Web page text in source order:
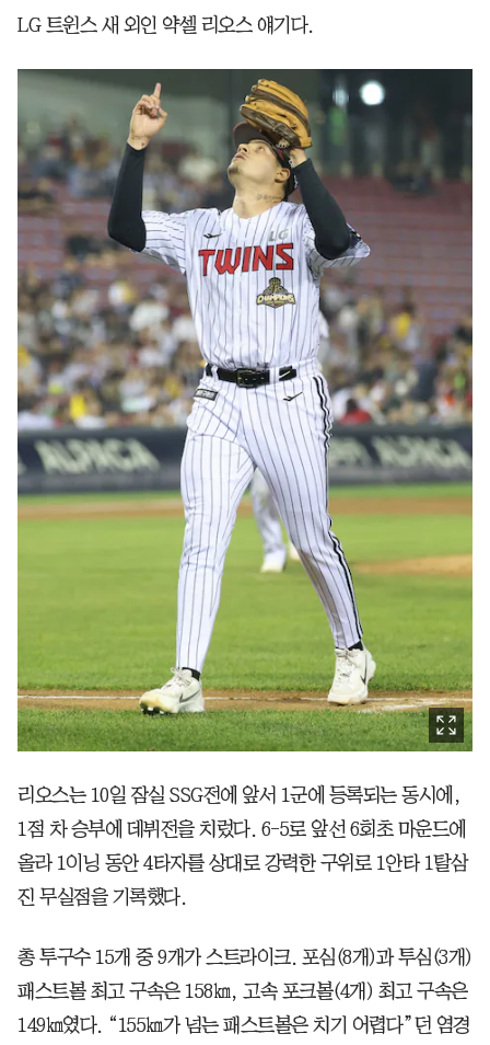
LG 트윈스 새 외인 약셀 리오스 얘기다.
리오스는 10일 잠실 SSG전에 앞서 1군에 등록되는 동시에,
1점 차 승부에 데뷔전을 치렀다. 6-5로 앞선 6회초 마운드에
올라 1이닝 동안 4타자를 상대로 강력한 구위로 1안타 1탈삼
진 무실점을 기록했다.
총 투구수 15개 중 9개가 스트라이크. 포심(8개)과 투심(3개)
패스트볼 최고 구속은 158㎞, 고속 포크볼(4개) 최고 구속은
149㎞였다. “155㎞가 넘는 패스트볼은 치기 어렵다”던 염경